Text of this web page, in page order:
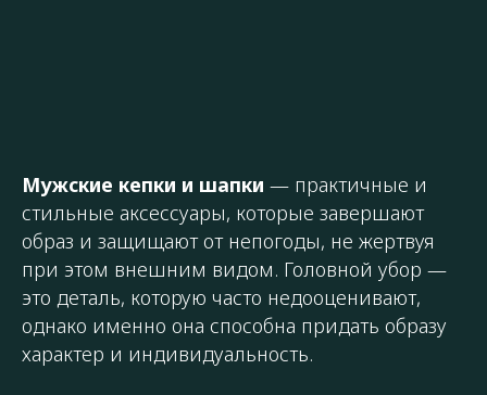
Мужские кепки и шапки — практичные и
стильные аксессуары, которые завершают
образ и защищают от непогоды, не жертвуя
при этом внешним видом. Головной убор —
это деталь, которую часто недооценивают,
однако именно она способна придать образу
характер и индивидуальность.